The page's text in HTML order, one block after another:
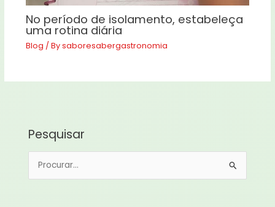
No período de isolamento, estabeleça
uma rotina diária
Blog / Bysaboresabergastronomia
Pesquisar